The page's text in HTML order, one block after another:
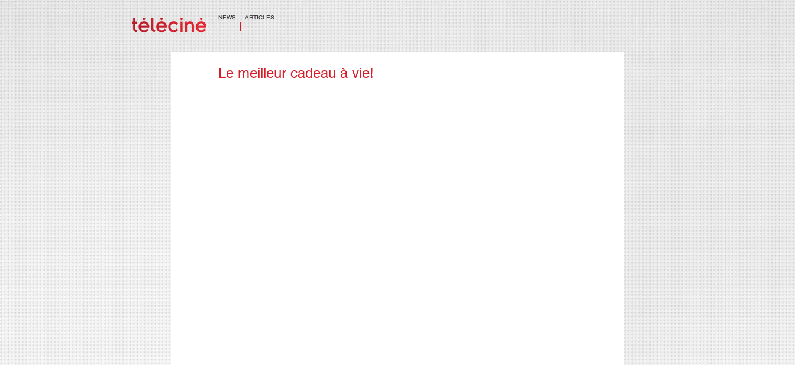
ARTICLES
NEWS
Le meilleur cadeau à vie!